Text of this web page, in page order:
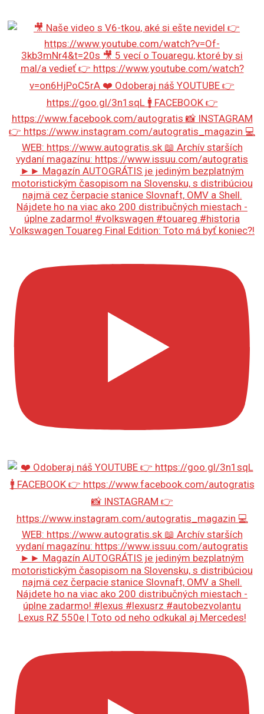
Volkswagen Touareg Final Edition: Toto má byť koniec?!
Lexus RZ 550e | Toto od neho odkukal aj Mercedes!